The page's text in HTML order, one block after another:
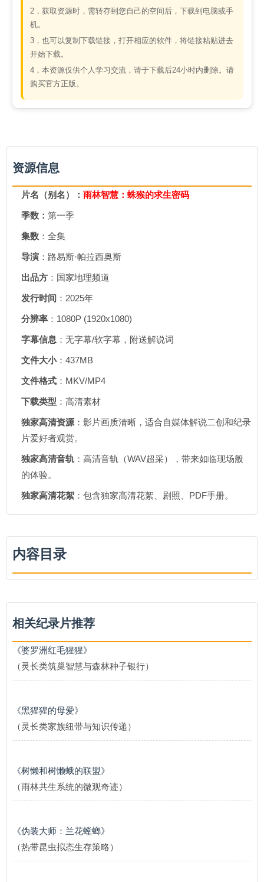
2，获取资源时，需转存到您自己的空间后，下载到电脑或手
机。
3，也可以复制下载链接，打开相应的软件，将链接粘贴进去
开始下载。
4，本资源仅供个人学习交流，请于下载后24小时内删除。请
购买官方正版。
资源信息
片名（别名）： 雨林智慧：蛛猴的求生密码
季数： 第一季
集数 ：全集
导演 ：路易斯·帕拉西奥斯
出品方 ：国家地理频道
发行时间 ：2025年
分辨率 ：1080P (1920x1080)
字幕信息 ：无字幕/软字幕，附送解说词
文件大小：437MB
文件格式 ：MKV/MP4
下载类型 ：高清素材
独家高清资源 ：影片画质清晰，适合自媒体解说二创和纪录
片爱好者观赏。
独家高清音轨 ：高清音轨（WAV超采），带来如临现场般
的体验。
独家高清花絮 ：包含独家高清花絮、剧照、PDF手册。
内容目录
相关纪录片推荐
《婆罗洲红毛猩猩》
（灵长类筑巢智慧与森林种子银行）
《黑猩猩的母爱》
（灵长类家族纽带与知识传递）
《树懒和树懒蛾的联盟》
（雨林共生系统的微观奇迹）
《伪装大师：兰花螳螂》
（热带昆虫拟态生存策略）